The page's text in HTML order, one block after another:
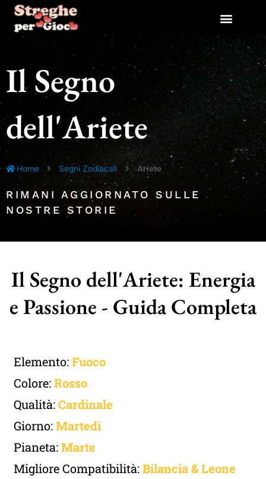
contenuto
Il Segno
dell'Ariete
Home Segni Zodiacali Ariete
RIMANI AGGIORNATO SULLE
NOSTRE STORIE
Il Segno dell'Ariete: Energia
e Passione - Guida Completa
Elemento:Fuoco
Colore:Rosso
Qualità:Cardinale
Giorno:Martedì
Pianeta:Marte
Migliore Compatibilità:Bilancia&Leone